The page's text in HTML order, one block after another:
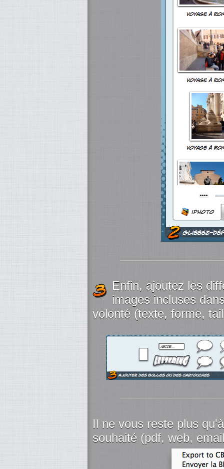
Enfin, ajoutez les
images incluses
volonté (texte, forme,
Il ne vous reste plus
souhaité (pdf, web,